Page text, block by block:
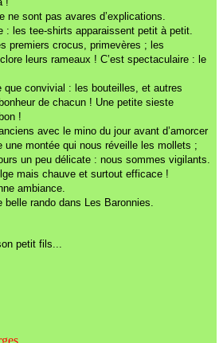
ne sont pas avares d’explications.
: les tee-shirts apparaissent petit à petit.
premiers crocus, primevères ; les
leurs rameaux ! C’est spectaculaire : le
que convivial : les bouteilles, et autres
de chacun ! Une petite sieste
!
avec le mino du jour avant d’amorcer
une montée qui nous réveille les mollets ;
un peu délicate : nous sommes vigilants.
mais chauve et surtout efficace !
ambiance.
rando dans Les Baronnies.
petit fils...